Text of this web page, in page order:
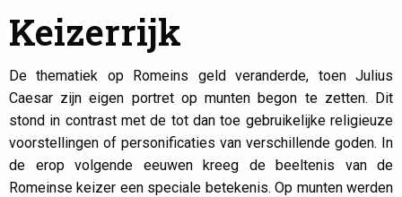
Keizerrijk
De thematiek op Romeins geld veranderde, toen Julius
Caesar zijn eigen portret op munten begon te zetten. Dit
stond in contrast met de tot dan toe gebruikelijke religieuze
voorstellingen of personificaties van verschillende goden. In
de erop volgende eeuwen kreeg de beeltenis van de
Romeinse keizer een speciale betekenis. Op munten werden